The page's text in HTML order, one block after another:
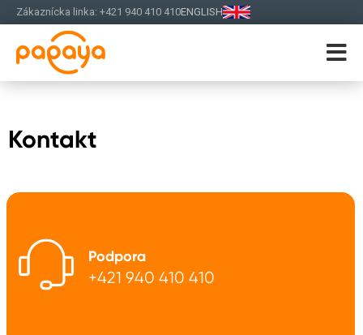
Zákaznícka linka: +421 940 410 410ENGLISH
Kontakt
Podpora
+421 940 410 410